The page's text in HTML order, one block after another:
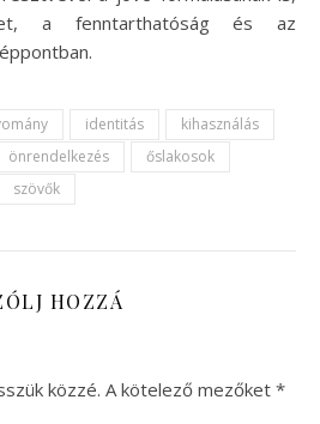
a fenntarthatóság és az
identitás
kihasználás
önrendelkezés
őslakosok
szövők
HOZZÁ
közzé. A kötelező mezőket *